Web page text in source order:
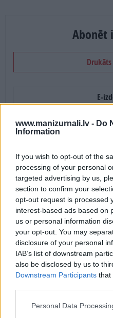
www.manizurnali.lv - Do
Information
If you wish to opt-out of the
processing of your personal
targeted advertising by us,
section to confirm your
opt-out request is processed
interest-based ads based on
us or personal information
your opt-out. You may
disclosure of your personal
IAB’s list of downstream
also be disclosed by us to
Downstream Participants that
Personal Data
Abonēt
E-
Abonēšanas perioda sākums:
Mēnešu skaits:
4 mēneši /22.80 Eur
17
*Visas cenas portālā
Žurnālu izdevumu skaits var
noteikumi